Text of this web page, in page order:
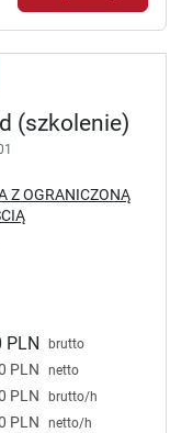
(szkolenie)
Z OGRANICZONĄ
PLN brutto
PLN netto
PLN brutto/h
PLN netto/h